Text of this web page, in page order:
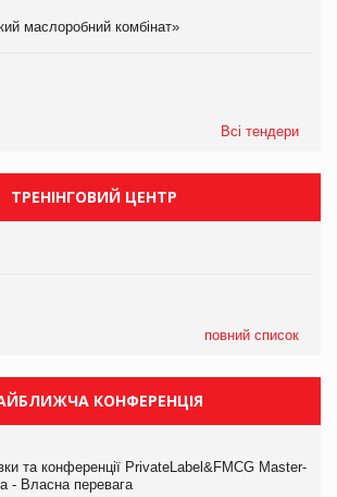
маслоробний комбінат»
Всі тендери
ТРЕНІНГОВИЙ ЦЕНТР
повний список
КОНФЕРЕНЦІЯ
та конференції PrivateLabel&FMCG Master-
- Власна перевага